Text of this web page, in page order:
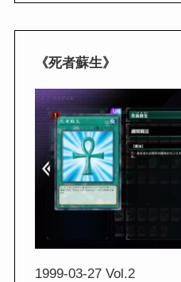
《死者蘇生》
1999-03-27 Vol.2